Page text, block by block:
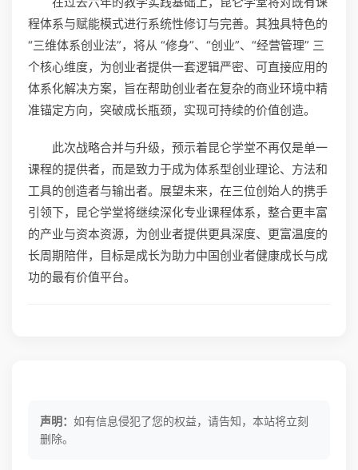
程体系与赋能模式进行系统性修订与完善。其独具特色的
“三维体系创业法”，将从 “修身”、“创业”、“经营管理” 三
个核心维度，为创业者提供一套逻辑严密、可直接应用的
体系化解决方案，旨在帮助创业者在复杂的商业环境中精
准锚定方向，突破成长瓶颈，实现可持续的价值创造。
此次战略合并与升级，预示着昆仑学堂不再仅是单一
课程的提供者，而是致力于成为体系型创业理论、方法和
工具的创造者与输出者。展望未来，在三位创始人的携手
引领下，昆仑学堂将继续深化专业课程体系，整合更丰富
的产业与资本资源，为创业者提供更具深度、更富温度的
长周期陪伴，目标是成长为助力中国创业者健康成长与成
功的最有价值平台。
声明： 如有信息侵犯了您的权益，请告知，本站将立刻
删除。